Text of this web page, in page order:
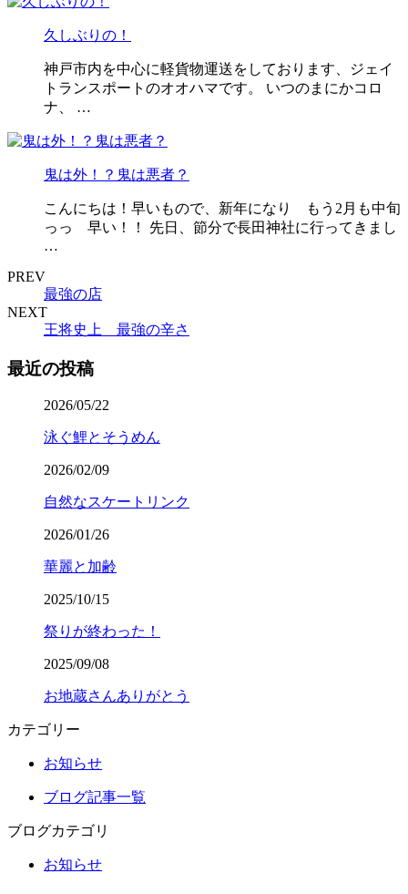
久しぶりの！
神戸市内を中心に軽貨物運送をしております、ジェイ
トランスポートのオオハマです。 いつのまにかコロ
ナ、 …
鬼は外！？鬼は悪者？
こんにちは！早いもので、新年になり もう2月も中旬
っっ 早い！！ 先日、節分で長田神社に行ってきまし
…
PREV
最強の店
NEXT
王将史上 最強の辛さ
最近の投稿
2026/05/22
泳ぐ鯉とそうめん
2026/02/09
自然なスケートリンク
2026/01/26
華麗と加齢
2025/10/15
祭りが終わった！
2025/09/08
お地蔵さんありがとう
カテゴリー
お知らせ
ブログ記事一覧
ブログカテゴリ
お知らせ